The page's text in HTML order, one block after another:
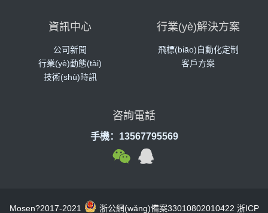
資訊中心
公司新聞
行業(yè)動態(tài)
技術(shù)時訊
行業(yè)解決方案
飛標(biāo)自動化定制
客戶方案
咨詢電話
手機：13567795569
Mosen?2017-2021 浙公網(wǎng)備案33010802010422 浙ICP